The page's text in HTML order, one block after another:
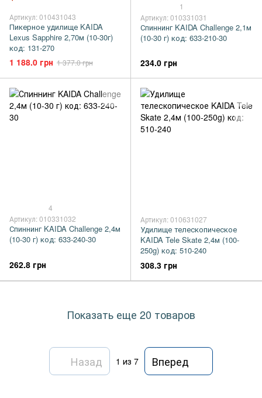
Артикул: 010431043
Пикерное удилище KAIDA
Lexus Sapphire 2,70м (10-30г)
код: 131-270
1 188.0 грн 1 377.0 грн
1
Артикул: 010331031
Спиннинг KAIDA Challenge 2,1м
(10-30 г) код: 633-210-30
234.0 грн
4
Артикул: 010331032
Спиннинг KAIDA Challenge 2,4м
(10-30 г) код: 633-240-30
262.8 грн
Артикул: 010631027
Удилище телескопическое
KAIDA Tele Skate 2,4м (100-
250g) код: 510-240
308.3 грн
Показать еще 20 товаров
Назад 1 из 7 Вперед